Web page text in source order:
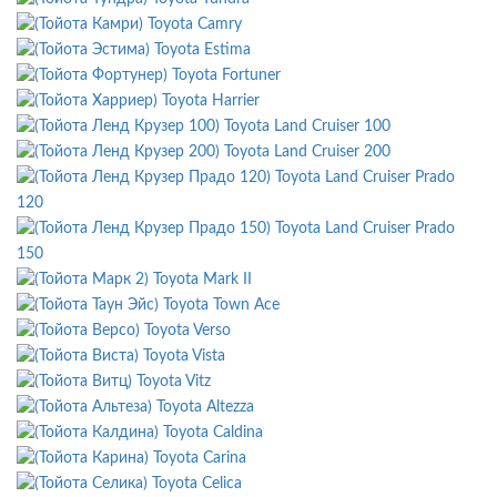
Toyota Camry
Toyota Estima
Toyota Fortuner
Toyota Harrier
Toyota Land Cruiser 100
Toyota Land Cruiser 200
Toyota Land Cruiser Prado
120
Toyota Land Cruiser Prado
150
Toyota Mark II
Toyota Town Ace
Toyota Verso
Toyota Vista
Toyota Vitz
Toyota Altezza
Toyota Caldina
Toyota Carina
Toyota Celica